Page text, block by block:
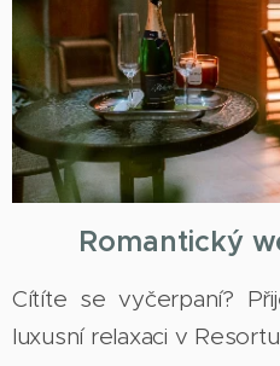
Romantický
Cítíte se vyčerpaní?
luxusní relaxaci v